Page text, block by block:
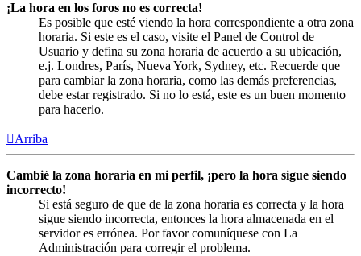
¡La hora en los foros no es correcta!
Es posible que esté viendo la hora correspondiente a otra zona
horaria. Si este es el caso, visite el Panel de Control de
Usuario y defina su zona horaria de acuerdo a su ubicación,
e.j. Londres, París, Nueva York, Sydney, etc. Recuerde que
para cambiar la zona horaria, como las demás preferencias,
debe estar registrado. Si no lo está, este es un buen momento
para hacerlo.
Arriba
Cambié la zona horaria en mi perfil, ¡pero la hora sigue siendo
incorrecto!
Si está seguro de que de la zona horaria es correcta y la hora
sigue siendo incorrecta, entonces la hora almacenada en el
servidor es errónea. Por favor comuníquese con La
Administración para corregir el problema.